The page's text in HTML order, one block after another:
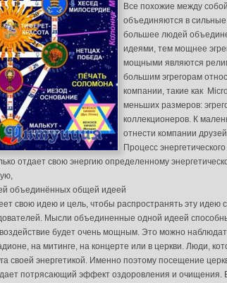
Все похожие между
объединяются в сильные
большее людей
идеями, тем мощнее
мощными являются
большим эгрегорам
компании, такие как
меньших размеров:
коллекционеров. К
отнести компании
Процесс
отдает свою энергию определенному
объединённых общей идеей
свою идею и цель, чтобы распространять эту идею
Мысли объединенные одной идеей
будет очень мощным. Это можно
на митинге, на концерте или в церкви. Люди,
своей энергетикой. Именно поэтому посещение
потрясающий эффект оздоровления и очищения.